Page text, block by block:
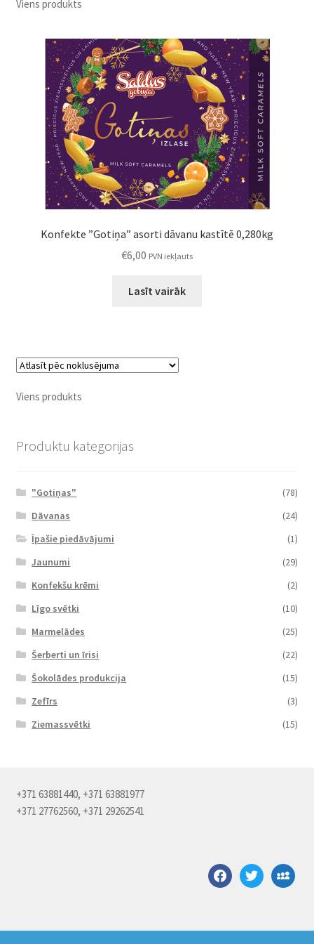
Konditoreja
Viens produkts
Konfekte ”Gotiņa” asorti dāvanu kastītē 0,280kg
€6,00 PVN iekļauts
Lasīt vairāk
Viens produkts
Produktu kategorijas
"Gotiņas"
(78)
Dāvanas
(24)
Īpašie piedāvājumi
(1)
Jaunumi
(29)
Konfekšu krēmi
(2)
Līgo svētki
(10)
Marmelādes
(25)
Šerberti un īrisi
(22)
Šokolādes produkcija
(15)
Zefīrs
(3)
Ziemassvētki
(15)
+371 63881440, +371 63881977
+371 27762560, +371 29262541
facebooktwittermyspace